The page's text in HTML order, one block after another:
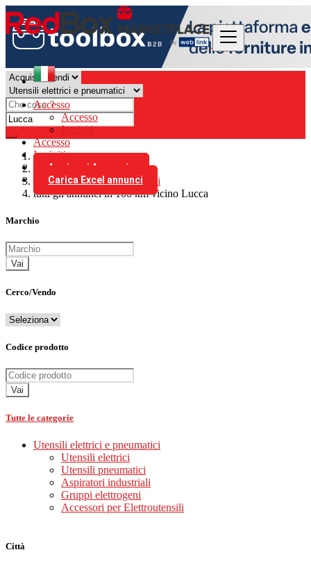
Accesso
Accesso
Iscriviti
Accesso
Iscriviti
Aggiungi Annuncio
Carica Excel annunci
Italia
Utensili elettrici e pneumatici
tutti gli annunci in 100 km vicino Lucca
Marchio
Vai
Cerco/Vendo
Codice prodotto
Vai
Tutte le categorie
Utensili elettrici e pneumatici
Utensili elettrici
Utensili pneumatici
Aspiratori industriali
Gruppi elettrogeni
Accessori per Elettroutensili
Città